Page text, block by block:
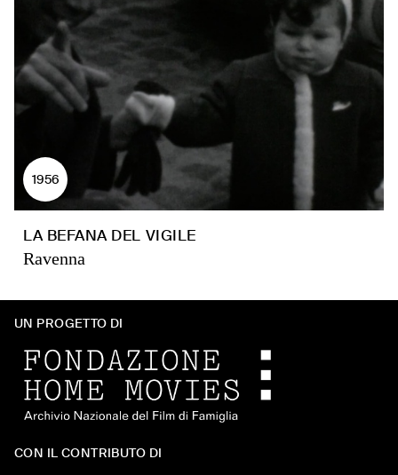
1956
LA BEFANA DEL VIGILE
Ravenna
UN PROGETTO DI
CON IL CONTRIBUTO DI